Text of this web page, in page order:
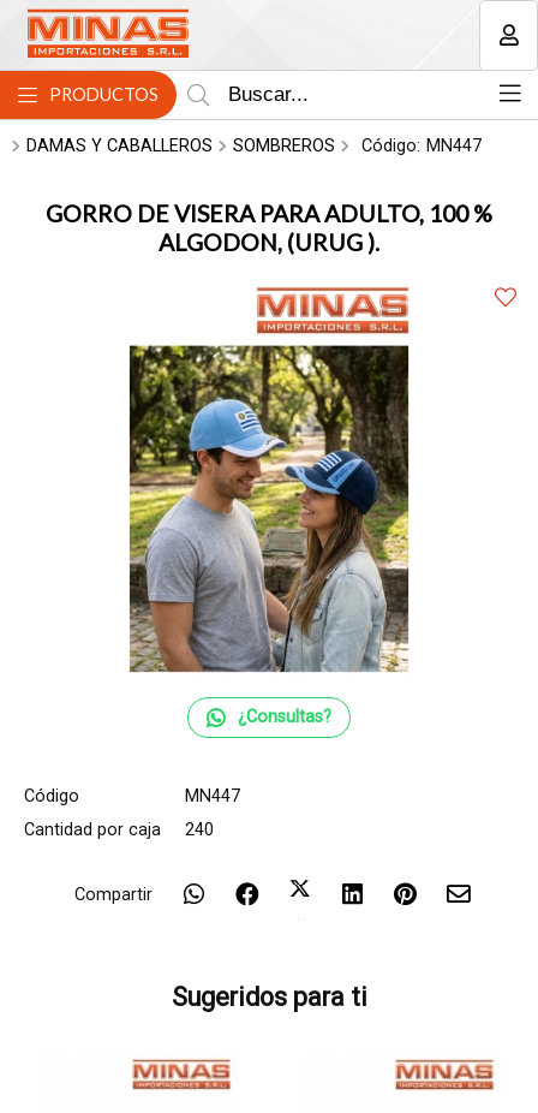
PRODUCTOS
DAMAS Y CABALLEROS SOMBREROS Código: MN447
GORRO DE VISERA PARA ADULTO, 100 %
ALGODON, (URUG ).
¿Consultas?
Código
MN447
Cantidad por caja
240
Compartir
Sugeridos para ti